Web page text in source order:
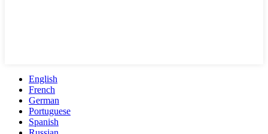
English
French
German
Portuguese
Spanish